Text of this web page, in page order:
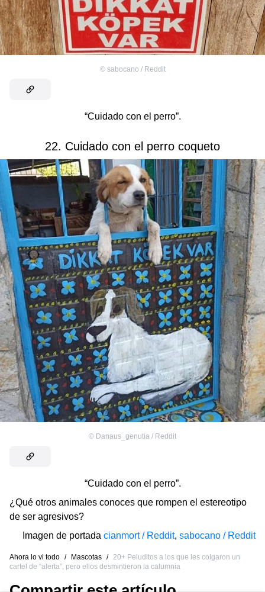
© sabocano / Reddit
“Cuidado con el perro”.
22. Cuidado con el perro coqueto
© Danaus_genutia / Reddit
“Cuidado con el perro”.
¿Qué otros animales conoces que rompen el estereotipo
de ser agresivos?
Imagen de portada cianmort / Reddit, sabocano / Reddit
Ahora lo vi todo / Mascotas / 20+ Peluditos a los que les colgaron un
cartel de “alerta”, pero ellos desmintieron la calumnia